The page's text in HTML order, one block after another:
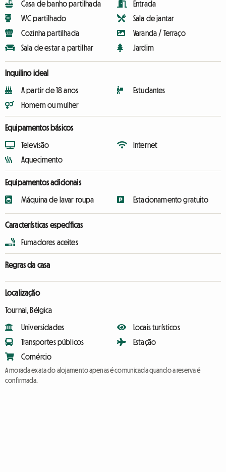
Casa de banho partilhada
WC partilhado
Cozinha partilhada
Sala de estar a partilhar
Entrada
Sala de jantar
Varanda / Terraço
Jardim
Inquilino ideal
A partir de 18 anos
Homem ou mulher
Estudantes
Equipamentos básicos
Televisão
Aquecimento
Internet
Equipamentos adicionais
Máquina de lavar roupa Estacionamento gratuito
Características específicas
Fumadores aceites
Regras da casa
Localização
Tournai, Bélgica
Universidades
Transportes públicos
Comércio
Locais turísticos
Estação
A morada exata do alojamento apenas é comunicada quando a reserva é
confirmada.